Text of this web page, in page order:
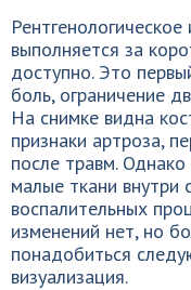
выполняется за
доступно. Это
боль, ограничение
На снимке видна
признаки артроза,
после травм. Однако
малые ткани внутри
воспалительных
изменений нет, но
понадобиться
визуализация.